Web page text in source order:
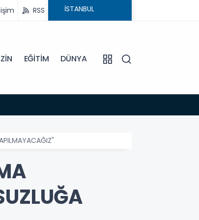
RSS
EĞİTİM DÜNYA